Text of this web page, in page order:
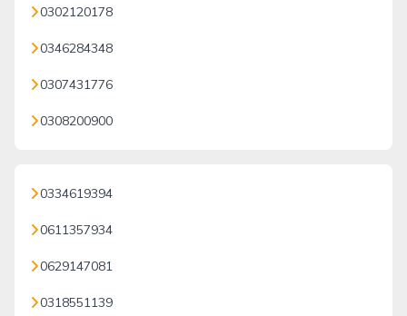
0302120178
0346284348
0307431776
0308200900
0334619394
0611357934
0629147081
0318551139